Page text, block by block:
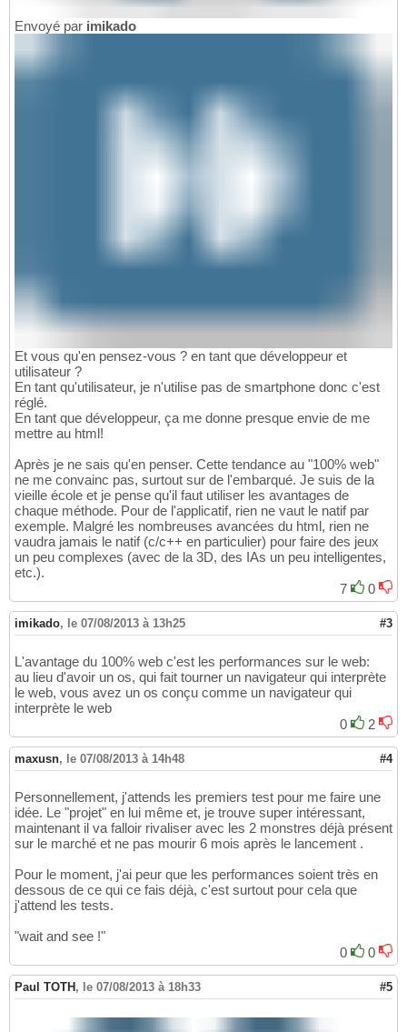
Envoyé par imikado
Et vous qu'en pensez-vous ? en tant que développeur et
utilisateur ?
En tant qu'utilisateur, je n'utilise pas de smartphone donc c'est
réglé.
En tant que développeur, ça me donne presque envie de me
mettre au html!
Après je ne sais qu'en penser. Cette tendance au "100% web"
ne me convainc pas, surtout sur de l'embarqué. Je suis de la
vieille école et je pense qu'il faut utiliser les avantages de
chaque méthode. Pour de l'applicatif, rien ne vaut le natif par
exemple. Malgré les nombreuses avancées du html, rien ne
vaudra jamais le natif (c/c++ en particulier) pour faire des jeux
un peu complexes (avec de la 3D, des IAs un peu intelligentes,
etc.).
7
0
imikado, le 07/08/2013 à 13h25 #3
L'avantage du 100% web c'est les performances sur le web:
au lieu d'avoir un os, qui fait tourner un navigateur qui interprète
le web, vous avez un os conçu comme un navigateur qui
interprète le web
0
2
maxusn, le 07/08/2013 à 14h48 #4
Personnellement, j'attends les premiers test pour me faire une
idée. Le "projet" en lui même et, je trouve super intéressant,
maintenant il va falloir rivaliser avec les 2 monstres déjà présent
sur le marché et ne pas mourir 6 mois après le lancement .
Pour le moment, j'ai peur que les performances soient très en
dessous de ce qui ce fais déjà, c'est surtout pour cela que
j'attend les tests.
"wait and see !"
0
0
Paul TOTH , le 07/08/2013 à 18h33 #5